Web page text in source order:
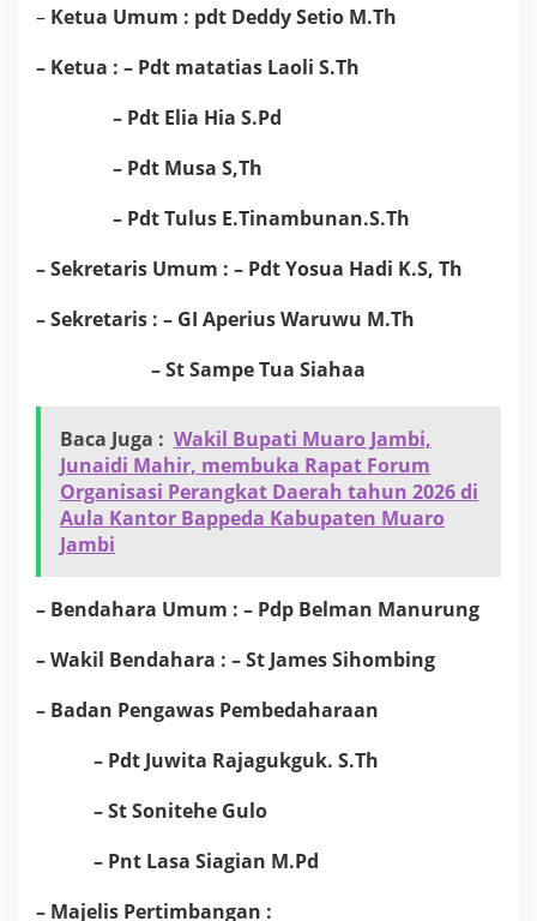
p
t
e
M
J
m
i
– Ketua Umum : pdt Deddy Setio M.Th
– Ketua : – Pdt matatias Laoli S.Th
– Pdt Elia Hia S.Pd
– Pdt Musa S,Th
– Pdt Tulus E.Tinambunan.S.Th
– Sekretaris Umum : – Pdt Yosua Hadi K.S, Th
– Sekretaris : – GI Aperius Waruwu M.Th
– St Sampe Tua Siahaa
Baca Juga : Wakil Bupati Muaro Jambi,
Junaidi Mahir, membuka Rapat Forum
Organisasi Perangkat Daerah tahun 2026 di
Aula Kantor Bappeda Kabupaten Muaro
Jambi
– Bendahara Umum : – Pdp Belman Manurung
– Wakil Bendahara : – St James Sihombing
– Badan Pengawas Pembedaharaan
– Pdt Juwita Rajagukguk. S.Th
– St Sonitehe Gulo
– Pnt Lasa Siagian M.Pd
– Majelis Pertimbangan :